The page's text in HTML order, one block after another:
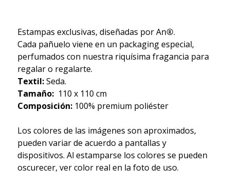
Estampas exclusivas, diseñadas por An®.
Cada pañuelo viene en un packaging especial,
perfumados con nuestra riquísima fragancia para
regalar o regalarte.
Textil:Seda.
Tamaño:110 x 110 cm
Composición:100% premium poliéster
Los colores de las imágenes son aproximados,
pueden variar de acuerdo a pantallas y
dispositivos. Al estamparse los colores se pueden
oscurecer, ver color real en la foto de uso.